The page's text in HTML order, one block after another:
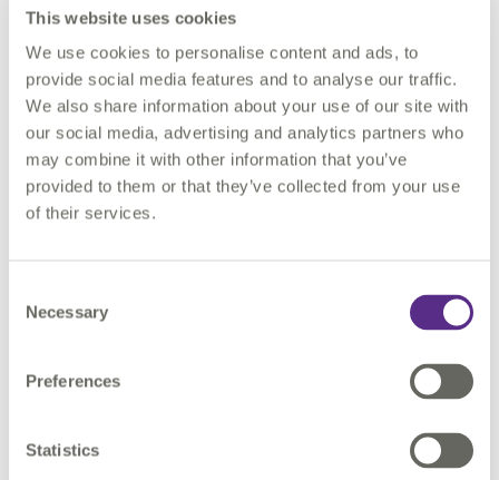
This website uses cookies
We use cookies to personalise content and ads, to
provide social media features and to analyse our traffic.
We also share information about your use of our site with
our social media, advertising and analytics partners who
may combine it with other information that you’ve
provided to them or that they’ve collected from your use
of their services.
Selection
Necessary
Preferences
Statistics
Connexion à une grande variété de sources de données
Améliore la qualité des données à la source
Prise en charge des données Open-Source
Renforcez la confiance dans
permet aux utilisateurs de configurer leurs propres règles